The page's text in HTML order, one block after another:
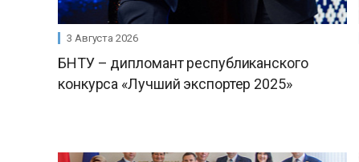
3 Августа 2026
БНТУ – дипломант республиканского
конкурса «Лучший экспортер 2025»